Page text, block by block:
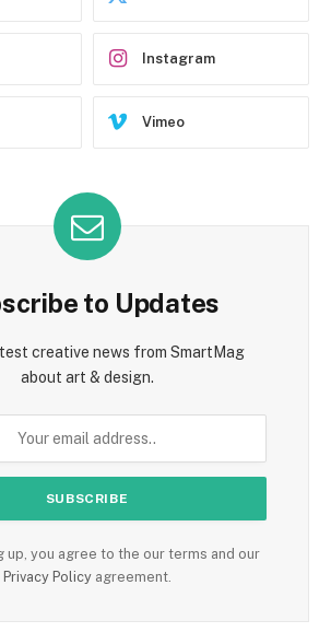
Instagram
Vimeo
to Updates
creative news from SmartMag
about art & design.
up, you agree to the our terms and our
Privacy Policyagreement.